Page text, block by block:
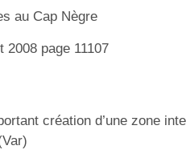
au Cap Nègre
2008 page 11107
création d’une zone